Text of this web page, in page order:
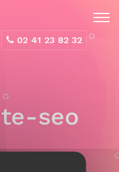
02 41 23 82 32
seo